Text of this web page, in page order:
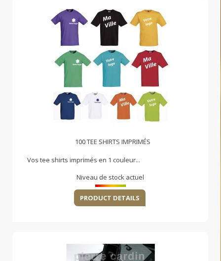
100 TEE SHIRTS IMPRIMÉS
Vos tee shirts imprimés en 1 couleur...
Niveau de stock actuel
PRODUCT DETAILS